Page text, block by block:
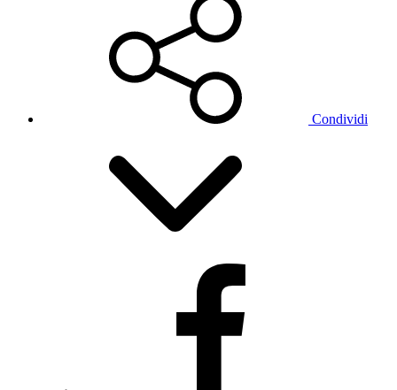
Condividi